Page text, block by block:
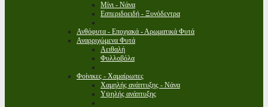
Μίνι - Νάνα
Εσπεριδοειδή - Ξυνόδεντρα
Ανθόφυτα - Εποχιακά - Αρωματικά Φυτά
Αναρριχώμενα Φυτά
Αειθαλή
Φυλλοβόλα
Φοίνικες - Χαμαίρωπες
Χαμηλής ανάπτυξης - Νάνα
Υψηλής ανάπτυξης